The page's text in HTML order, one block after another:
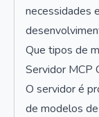
necessidades
Que tipos de
Servidor MCP
O servidor é
de modelos